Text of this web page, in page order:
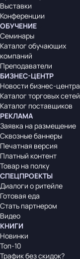
Выставки
Конференции
ОБУЧЕНИЕ
Семинары
Каталог обучающих
компаний
Преподаватели
БИЗНЕС-ЦЕНТР
Новости бизнес-центра
Каталог торговых сетей
Каталог поставщиков
РЕКЛАМА
Заявка на размещение
Сквозные баннеры
Печатная версия
Платный контент
Товар на полку
СПЕЦПРОЕКТЫ
Диалоги о ритейле
Готовая еда
Стать партнером
Видео
КНИГИ
Новинки
Топ-10
Трафик без скидок?